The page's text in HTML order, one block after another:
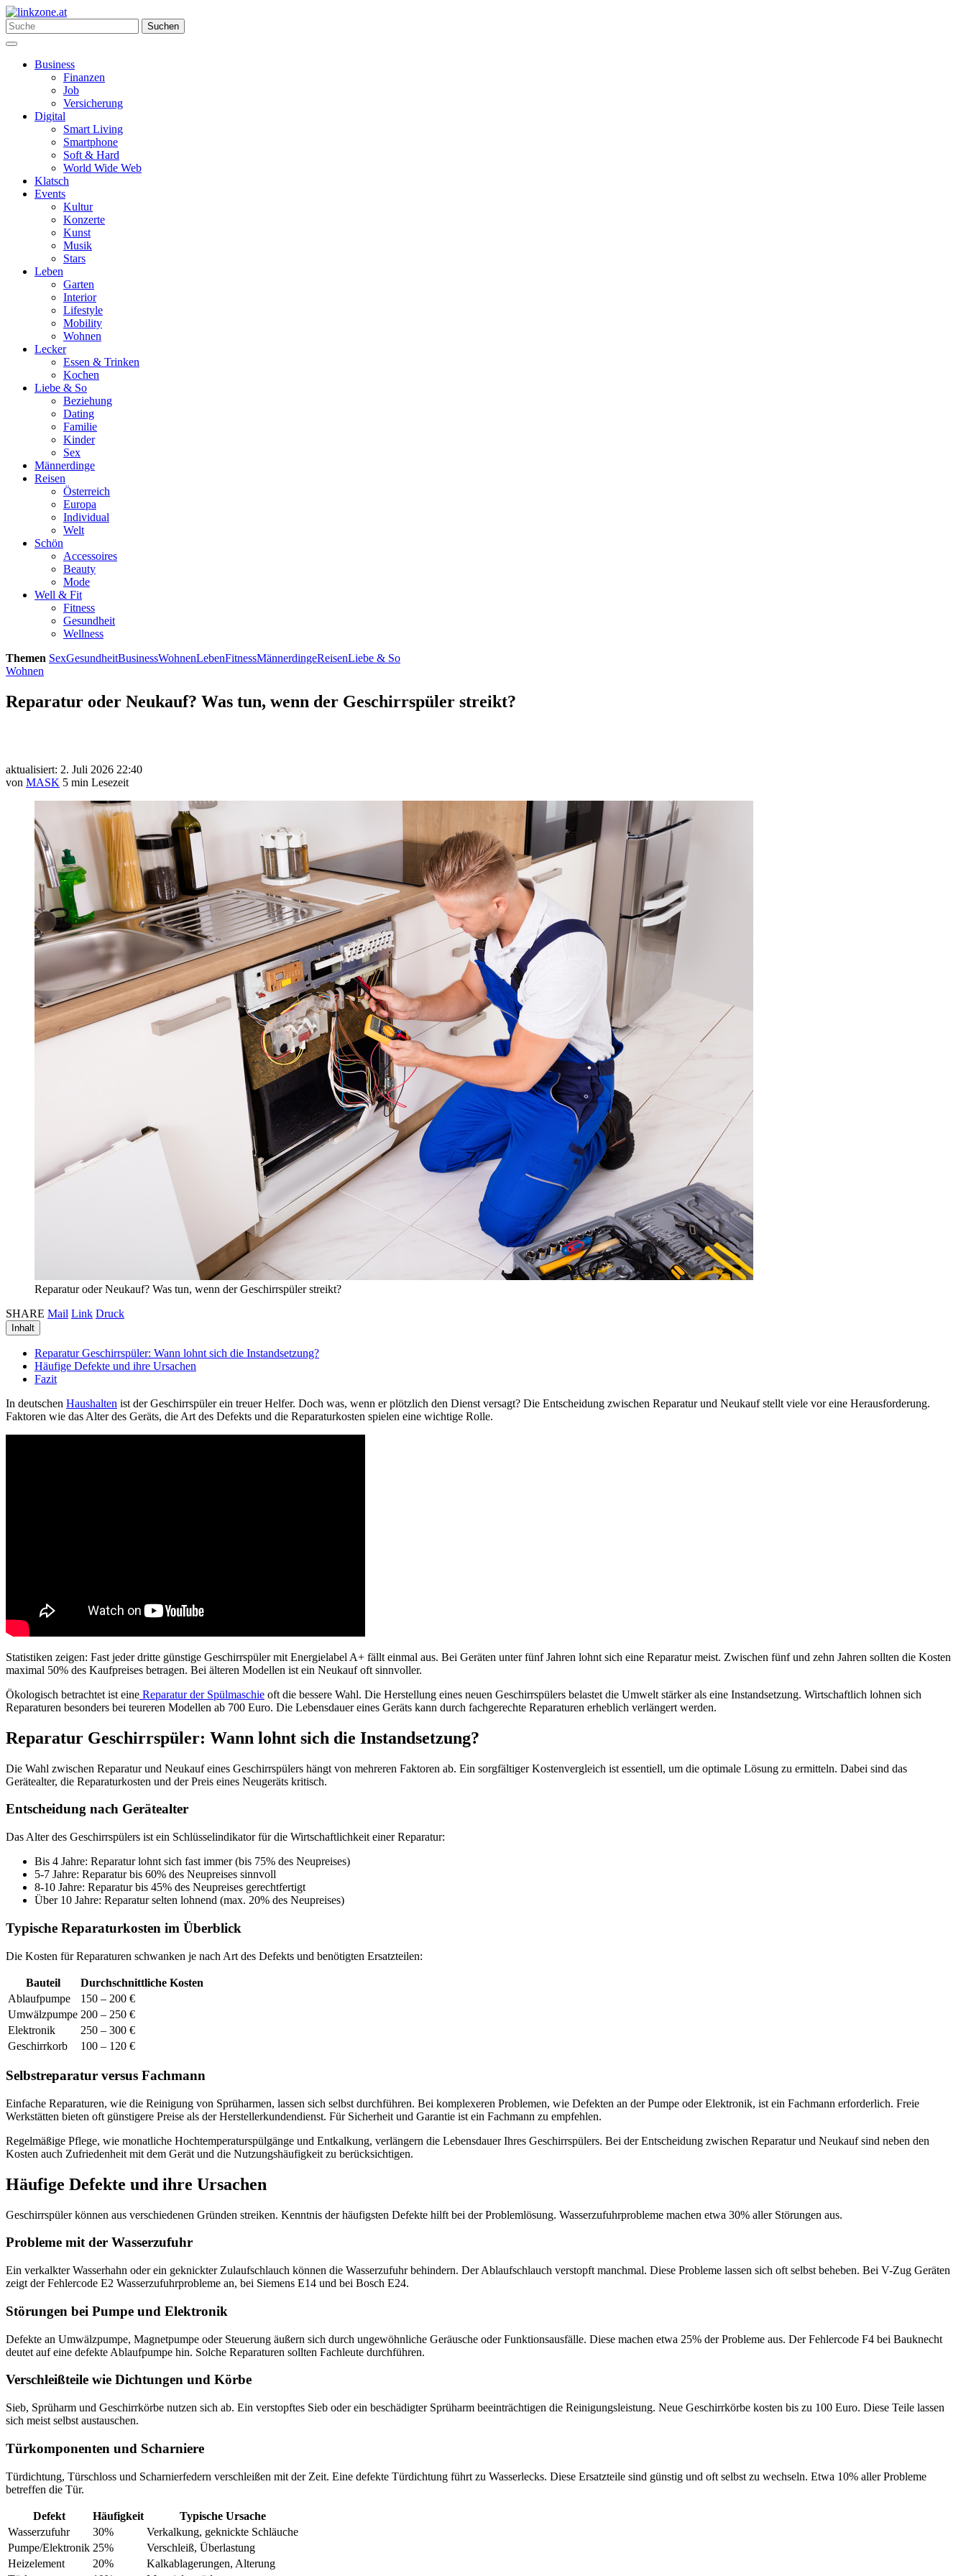
Skip
to
content
Search
for:
Suchen
Menu
Business
Finanzen
Job
Versicherung
Digital
Smart Living
Smartphone
Soft & Hard
World Wide Web
Klatsch
Events
Kultur
Konzerte
Kunst
Musik
Stars
Leben
Garten
Interior
Lifestyle
Mobility
Wohnen
Lecker
Essen & Trinken
Kochen
Liebe & So
Beziehung
Dating
Familie
Kinder
Sex
Männerdinge
Reisen
Österreich
Europa
Individual
Welt
Schön
Accessoires
Beauty
Mode
Well & Fit
Fitness
Gesundheit
Wellness
Themen SexGesundheitBusinessWohnenLebenFitnessMännerdingeReisenLiebe & So
Wohnen
Reparatur oder Neukauf? Was tun, wenn der Geschirrspüler streikt?
aktualisiert: 2. Juli 2026 22:40
von MASK 5 min Lesezeit
Reparatur oder Neukauf? Was tun, wenn der Geschirrspüler streikt?
SHARE Mail Link Druck
Inhalt
Reparatur Geschirrspüler: Wann lohnt sich die Instandsetzung?
Häufige Defekte und ihre Ursachen
Fazit
In deutschen Haushalten ist der Geschirrspüler ein treuer Helfer. Doch was, wenn er plötzlich den Dienst versagt? Die Entscheidung zwischen Reparatur und Neukauf stellt viele vor eine Herausforderung.
Faktoren wie das Alter des Geräts, die Art des Defekts und die Reparaturkosten spielen eine wichtige Rolle.
Statistiken zeigen: Fast jeder dritte günstige Geschirrspüler mit Energielabel A+ fällt einmal aus. Bei Geräten unter fünf Jahren lohnt sich eine Reparatur meist. Zwischen fünf und zehn Jahren sollten die Kosten
maximal 50% des Kaufpreises betragen. Bei älteren Modellen ist ein Neukauf oft sinnvoller.
Ökologisch betrachtet ist eine Reparatur der Spülmaschie oft die bessere Wahl. Die Herstellung eines neuen Geschirrspülers belastet die Umwelt stärker als eine Instandsetzung. Wirtschaftlich lohnen sich
Reparaturen besonders bei teureren Modellen ab 700 Euro. Die Lebensdauer eines Geräts kann durch fachgerechte Reparaturen erheblich verlängert werden.
Reparatur Geschirrspüler: Wann lohnt sich die Instandsetzung?
Die Wahl zwischen Reparatur und Neukauf eines Geschirrspülers hängt von mehreren Faktoren ab. Ein sorgfältiger Kostenvergleich ist essentiell, um die optimale Lösung zu ermitteln. Dabei sind das
Gerätealter, die Reparaturkosten und der Preis eines Neugeräts kritisch.
Entscheidung nach Gerätealter
Das Alter des Geschirrspülers ist ein Schlüsselindikator für die Wirtschaftlichkeit einer Reparatur:
Bis 4 Jahre: Reparatur lohnt sich fast immer (bis 75% des Neupreises)
5-7 Jahre: Reparatur bis 60% des Neupreises sinnvoll
8-10 Jahre: Reparatur bis 45% des Neupreises gerechtfertigt
Über 10 Jahre: Reparatur selten lohnend (max. 20% des Neupreises)
Typische Reparaturkosten im Überblick
Die Kosten für Reparaturen schwanken je nach Art des Defekts und benötigten Ersatzteilen:
Bauteil
Durchschnittliche Kosten
Ablaufpumpe
150 – 200 €
Umwälzpumpe 200 – 250 €
Elektronik
250 – 300 €
Geschirrkorb
100 – 120 €
Selbstreparatur versus Fachmann
Einfache Reparaturen, wie die Reinigung von Sprüharmen, lassen sich selbst durchführen. Bei komplexeren Problemen, wie Defekten an der Pumpe oder Elektronik, ist ein Fachmann erforderlich. Freie
Werkstätten bieten oft günstigere Preise als der Herstellerkundendienst. Für Sicherheit und Garantie ist ein Fachmann zu empfehlen.
Regelmäßige Pflege, wie monatliche Hochtemperaturspülgänge und Entkalkung, verlängern die Lebensdauer Ihres Geschirrspülers. Bei der Entscheidung zwischen Reparatur und Neukauf sind neben den
Kosten auch Zufriedenheit mit dem Gerät und die Nutzungshäufigkeit zu berücksichtigen.
Häufige Defekte und ihre Ursachen
Geschirrspüler können aus verschiedenen Gründen streiken. Kenntnis der häufigsten Defekte hilft bei der Problemlösung. Wasserzufuhrprobleme machen etwa 30% aller Störungen aus.
Probleme mit der Wasserzufuhr
Ein verkalkter Wasserhahn oder ein geknickter Zulaufschlauch können die Wasserzufuhr behindern. Der Ablaufschlauch verstopft manchmal. Diese Probleme lassen sich oft selbst beheben. Bei V-Zug Geräten
zeigt der Fehlercode E2 Wasserzufuhrprobleme an, bei Siemens E14 und bei Bosch E24.
Störungen bei Pumpe und Elektronik
Defekte an Umwälzpumpe, Magnetpumpe oder Steuerung äußern sich durch ungewöhnliche Geräusche oder Funktionsausfälle. Diese machen etwa 25% der Probleme aus. Der Fehlercode F4 bei Bauknecht
deutet auf eine defekte Ablaufpumpe hin. Solche Reparaturen sollten Fachleute durchführen.
Verschleißteile wie Dichtungen und Körbe
Sieb, Sprüharm und Geschirrkörbe nutzen sich ab. Ein verstopftes Sieb oder ein beschädigter Sprüharm beeinträchtigen die Reinigungsleistung. Neue Geschirrkörbe kosten bis zu 100 Euro. Diese Teile lassen
sich meist selbst austauschen.
Türkomponenten und Scharniere
Türdichtung, Türschloss und Scharnierfedern verschleißen mit der Zeit. Eine defekte Türdichtung führt zu Wasserlecks. Diese Ersatzteile sind günstig und oft selbst zu wechseln. Etwa 10% aller Probleme
betreffen die Tür.
Defekt Häufigkeit
Typische Ursache
Wasserzufuhr
30%
Verkalkung, geknickte Schläuche
Pumpe/Elektronik 25%
Verschleiß, Überlastung
Heizelement
20%
Kalkablagerungen, Alterung